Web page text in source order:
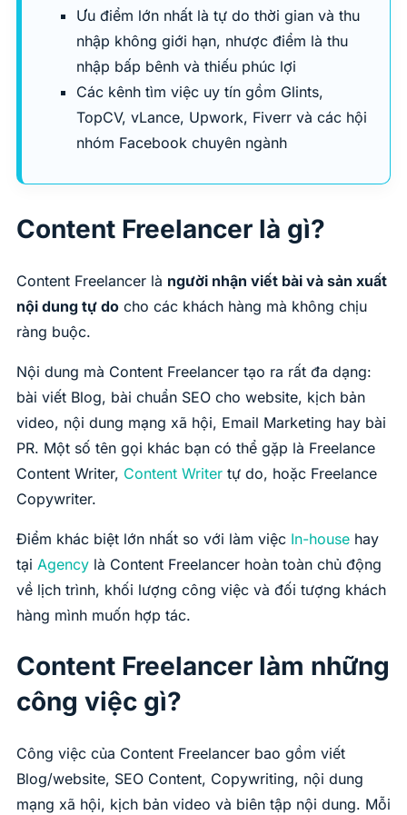
Ưu điểm lớn nhất là tự do thời gian và thu
nhập không giới hạn, nhược điểm là thu
nhập bấp bênh và thiếu phúc lợi
Các kênh tìm việc uy tín gồm Glints,
TopCV, vLance, Upwork, Fiverr và các hội
nhóm Facebook chuyên ngành
Content Freelancer là gì?
Content Freelancer là người nhận viết bài và sản xuất
nội dung tự do cho các khách hàng mà không chịu
ràng buộc.
Nội dung mà Content Freelancer tạo ra rất đa dạng:
bài viết Blog, bài chuẩn SEO cho website, kịch bản
video, nội dung mạng xã hội, Email Marketing hay bài
PR. Một số tên gọi khác bạn có thể gặp là Freelance
Content Writer, Content Writer tự do, hoặc Freelance
Copywriter.
Điểm khác biệt lớn nhất so với làm việc In-house hay
tại Agency là Content Freelancer hoàn toàn chủ động
về lịch trình, khối lượng công việc và đối tượng khách
hàng mình muốn hợp tác.
Content Freelancer làm những
công việc gì?
Công việc của Content Freelancer bao gồm viết
Blog/website, SEO Content, Copywriting, nội dung
mạng xã hội, kịch bản video và biên tập nội dung. Mỗi